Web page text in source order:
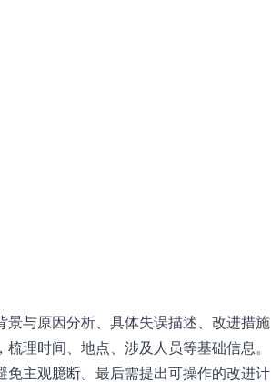
与原因分析、具体失误描述、改进措施
理时间、地点、涉及人员等基础信息。
主观臆断。最后需提出可操作的改进计